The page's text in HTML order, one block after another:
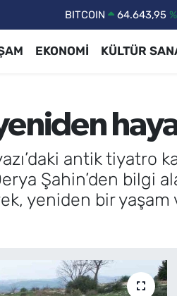
DOLAR 47,6006
BİST100
13.768
64.643,95
EKONOMİ KÜLTÜR
antik tiyatro
Şahin’den bilgi
yeniden bir yaşam